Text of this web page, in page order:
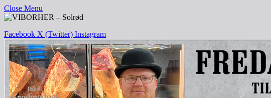
Close Menu
Facebook X (Twitter) Instagram